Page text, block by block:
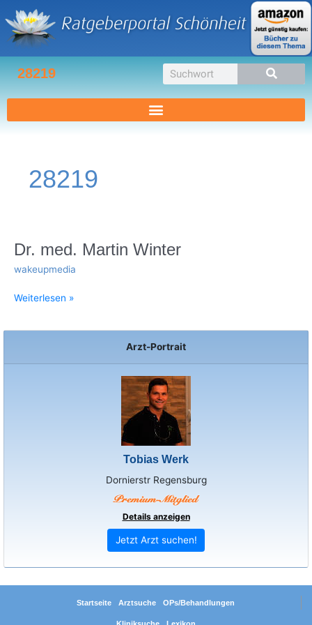
Inhalt
springen
28219 Suche
Arzt-Portrait
Tobias Werk
Dornierstr Regensburg
Details anzeigen
Jetzt Arzt suchen!
28219
Dr. med. Martin Winter
wakeupmedia
Dr.
Martin
Weiterlesen »
Startseite Arztsuche OPs/Behandlungen